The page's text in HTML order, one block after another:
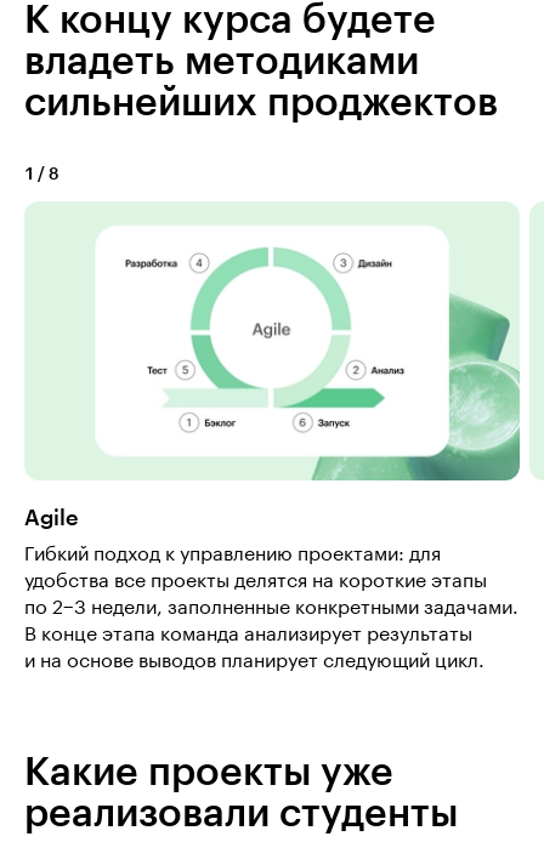
К концу курса будете
владеть методиками
сильнейших проджектов
1 / 8
Agile
Гибкий подход к управлению проектами: для
удобства все проекты делятся на короткие этапы
по 2−3 недели, заполненные конкретными задачами.
В конце этапа команда анализирует результаты
и на основе выводов планирует следующий цикл.
Какие проекты уже
реализовали студенты